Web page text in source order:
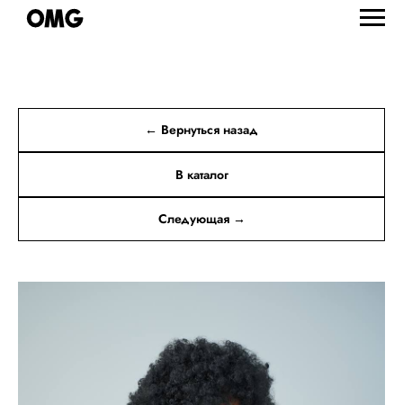
← Вернуться назад
В каталог
Следующая →